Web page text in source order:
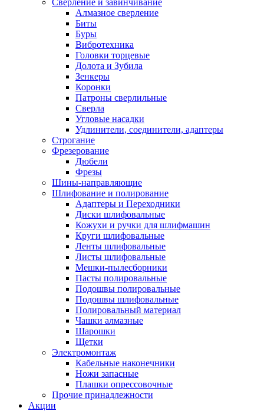
Сверление и завинчивание
Алмазное сверление
Биты
Буры
Вибротехника
Головки торцевые
Долота и Зубила
Зенкеры
Коронки
Патроны сверлильные
Сверла
Угловые насадки
Удлинители, соединители, адаптеры
Строгание
Фрезерование
Дюбели
Фрезы
Шины-направляющие
Шлифование и полирование
Адаптеры и Переходники
Диски шлифовальные
Кожухи и ручки для шлифмашин
Круги шлифовальные
Ленты шлифовальные
Листы шлифовальные
Мешки-пылесборники
Пасты полировальные
Подошвы полировальные
Подошвы шлифовальные
Полировальный материал
Чашки алмазные
Шарошки
Щетки
Электромонтаж
Кабельные наконечники
Ножи запасные
Плашки опрессовочные
Прочие принадлежности
Акции